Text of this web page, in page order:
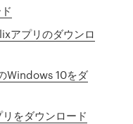
アプリのダウンロ
Windows 10をダ
をダウンロード